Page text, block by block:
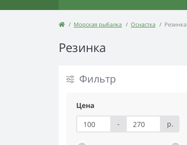
Морская рыбалка Оснастка Резинка
Резинка
Фильтр
Цена
-
р.